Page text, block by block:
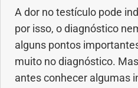
Saúde da mulher
Anemia
A dor no testículo pode
por isso, o diagnóstico
alguns pontos
muito no diagnóstico.
antes conhecer algumas